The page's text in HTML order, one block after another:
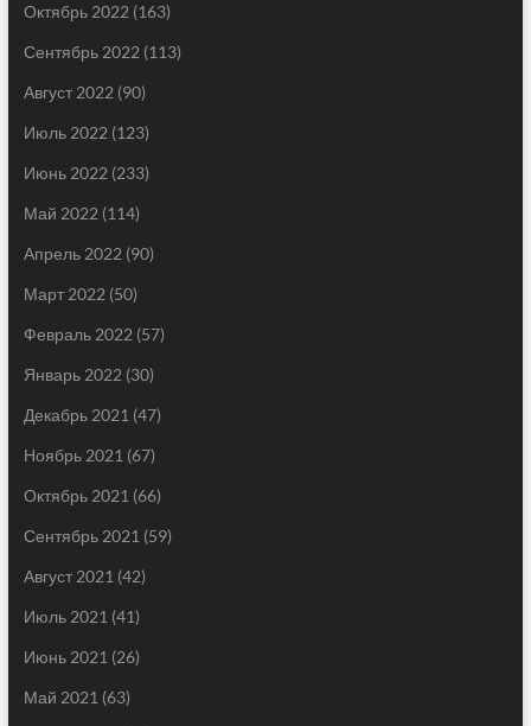
Октябрь 2022 (163)
Сентябрь 2022 (113)
Август 2022 (90)
Июль 2022 (123)
Июнь 2022 (233)
Май 2022 (114)
Апрель 2022 (90)
Март 2022 (50)
Февраль 2022 (57)
Январь 2022 (30)
Декабрь 2021 (47)
Ноябрь 2021 (67)
Октябрь 2021 (66)
Сентябрь 2021 (59)
Август 2021 (42)
Июль 2021 (41)
Июнь 2021 (26)
Май 2021 (63)